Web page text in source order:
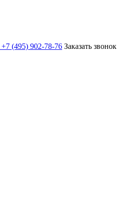
+7 (495) 902-78-76 Заказать звонок